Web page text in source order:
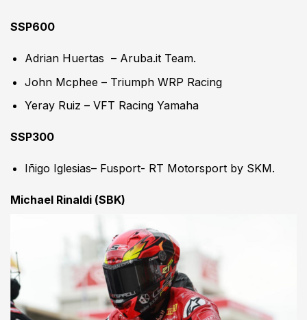
SSP600
Adrian Huertas – Aruba.it Team.
John Mcphee – Triumph WRP Racing
Yeray Ruiz – VFT Racing Yamaha
SSP300
Iñigo Iglesias– Fusport- RT Motorsport by SKM.
Michael Rinaldi (SBK)